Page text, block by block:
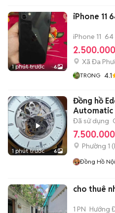
1 phút trước 6
iPhone 11
iPhone 11 64
Xã Đa
TRONG 4.1
1 phút trước 6
Đồng hồ
Automatic
Đã sử dụng
Phường 1 (
Đồng Hồ
cho thuê
1 PN Hướng